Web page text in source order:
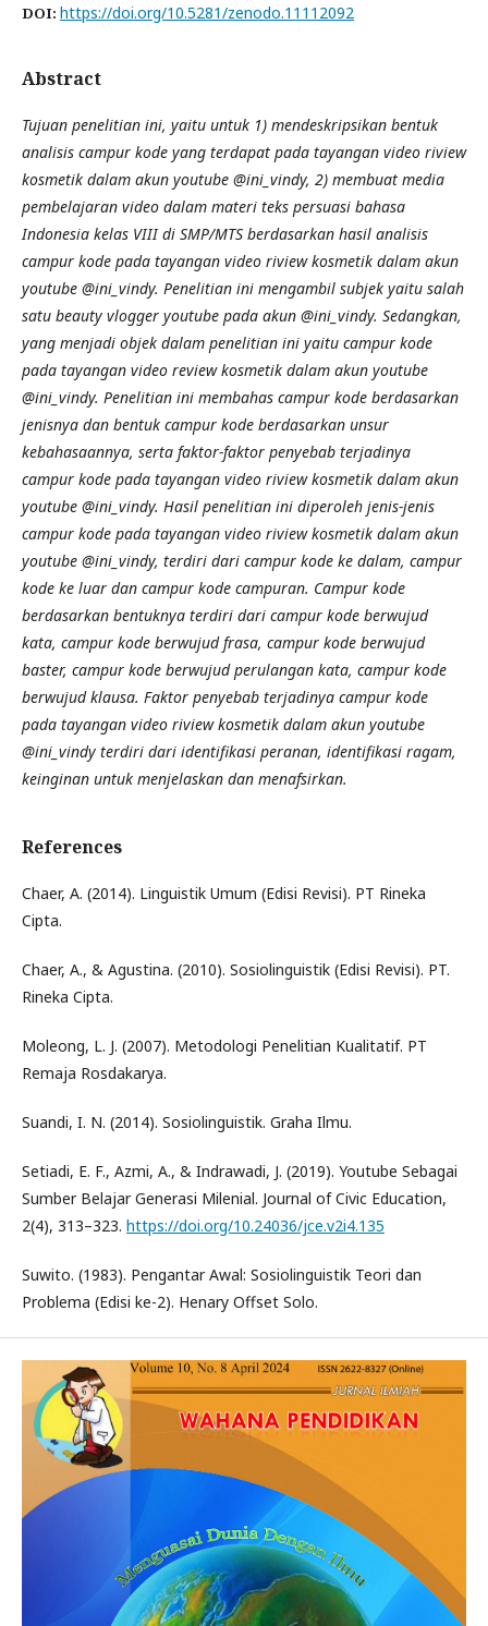
DOI: https://doi.org/10.5281/zenodo.11112092
Abstract
Tujuan penelitian ini, yaitu untuk 1) mendeskripsikan bentuk
analisis campur kode yang terdapat pada tayangan video riview
kosmetik dalam akun youtube @ini_vindy, 2) membuat media
pembelajaran video dalam materi teks persuasi bahasa
Indonesia kelas VIII di SMP/MTS berdasarkan hasil analisis
campur kode pada tayangan video riview kosmetik dalam akun
youtube @ini_vindy. Penelitian ini mengambil subjek yaitu salah
satu beauty vlogger youtube pada akun @ini_vindy. Sedangkan,
yang menjadi objek dalam penelitian ini yaitu campur kode
pada tayangan video review kosmetik dalam akun youtube
@ini_vindy. Penelitian ini membahas campur kode berdasarkan
jenisnya dan bentuk campur kode berdasarkan unsur
kebahasaannya, serta faktor-faktor penyebab terjadinya
campur kode pada tayangan video riview kosmetik dalam akun
youtube @ini_vindy. Hasil penelitian ini diperoleh jenis-jenis
campur kode pada tayangan video riview kosmetik dalam akun
youtube @ini_vindy, terdiri dari campur kode ke dalam, campur
kode ke luar dan campur kode campuran. Campur kode
berdasarkan bentuknya terdiri dari campur kode berwujud
kata, campur kode berwujud frasa, campur kode berwujud
baster, campur kode berwujud perulangan kata, campur kode
berwujud klausa. Faktor penyebab terjadinya campur kode
pada tayangan video riview kosmetik dalam akun youtube
@ini_vindy terdiri dari identifikasi peranan, identifikasi ragam,
keinginan untuk menjelaskan dan menafsirkan.
References
Chaer, A. (2014). Linguistik Umum (Edisi Revisi). PT Rineka
Cipta.
Chaer, A., & Agustina. (2010). Sosiolinguistik (Edisi Revisi). PT.
Rineka Cipta.
Moleong, L. J. (2007). Metodologi Penelitian Kualitatif. PT
Remaja Rosdakarya.
Suandi, I. N. (2014). Sosiolinguistik. Graha Ilmu.
Setiadi, E. F., Azmi, A., & Indrawadi, J. (2019). Youtube Sebagai
Sumber Belajar Generasi Milenial. Journal of Civic Education,
2(4), 313–323. https://doi.org/10.24036/jce.v2i4.135
Suwito. (1983). Pengantar Awal: Sosiolinguistik Teori dan
Problema (Edisi ke-2). Henary Offset Solo.